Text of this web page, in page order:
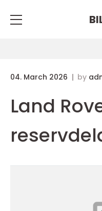
04. March 2026 by
Land